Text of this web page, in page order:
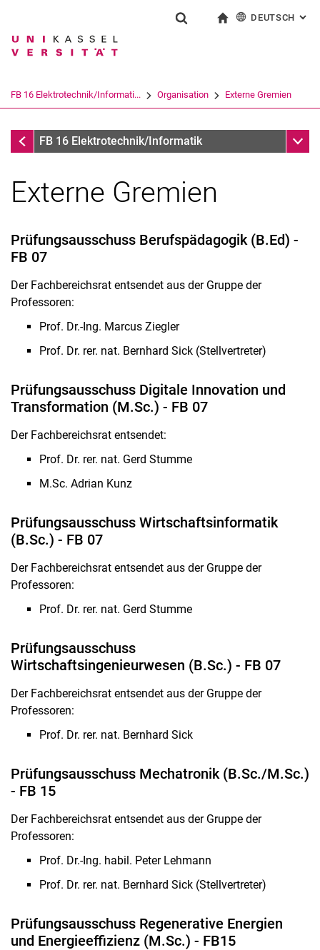
Springe direkt zu: Inhalt
Springe direkt zu: Suche
Springe direkt zu:
Suchbegriff
Suchen (öffnet externen Link in einem
DEUTSCH :
FB 16 Elektrotechnik/Informati... Organisation Externe Gremien
Organisation
FB 16 Elektrotechnik/Informatik
Dekanat
Studienservice
Fachbereichsrat
Beauftragte
Externe Gremien
Zweitmitglieder FB 16
Frauen- und Gleichstellungsbeauftragte
Hausmeisterei
Externe Gremien
Prüfungsausschuss Berufspädagogik (B.Ed) -
FB 07
Der Fachbereichsrat entsendet aus der Gruppe der
Professoren:
Prof. Dr.-Ing. Marcus Ziegler
Prof. Dr. rer. nat. Bernhard Sick (Stellvertreter)
Prüfungsausschuss Digitale Innovation und
Transformation (M.Sc.) - FB 07
Der Fachbereichsrat entsendet:
Prof. Dr. rer. nat. Gerd Stumme
M.Sc. Adrian Kunz
Prüfungsausschuss Wirtschaftsinformatik
(B.Sc.) - FB 07
Der Fachbereichsrat entsendet aus der Gruppe der
Professoren:
Prof. Dr. rer. nat. Gerd Stumme
Prüfungsausschuss
Wirtschaftsingenieurwesen (B.Sc.) - FB 07
Der Fachbereichsrat entsendet aus der Gruppe der
Professoren:
Prof. Dr. rer. nat. Bernhard Sick
Prüfungsausschuss Mechatronik (B.Sc./M.Sc.)
- FB 15
Der Fachbereichsrat entsendet aus der Gruppe der
Professoren:
Prof. Dr.-Ing. habil. Peter Lehmann
Prof. Dr. rer. nat. Bernhard Sick (Stellvertreter)
Prüfungsausschuss Regenerative Energien
und Energieeffizienz (M.Sc.) - FB15